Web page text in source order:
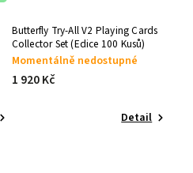
Butterfly Try-All V2 Playing Cards
Collector Set (Edice 100 Kusů)
Momentálně nedostupné
1 920 Kč
Detail